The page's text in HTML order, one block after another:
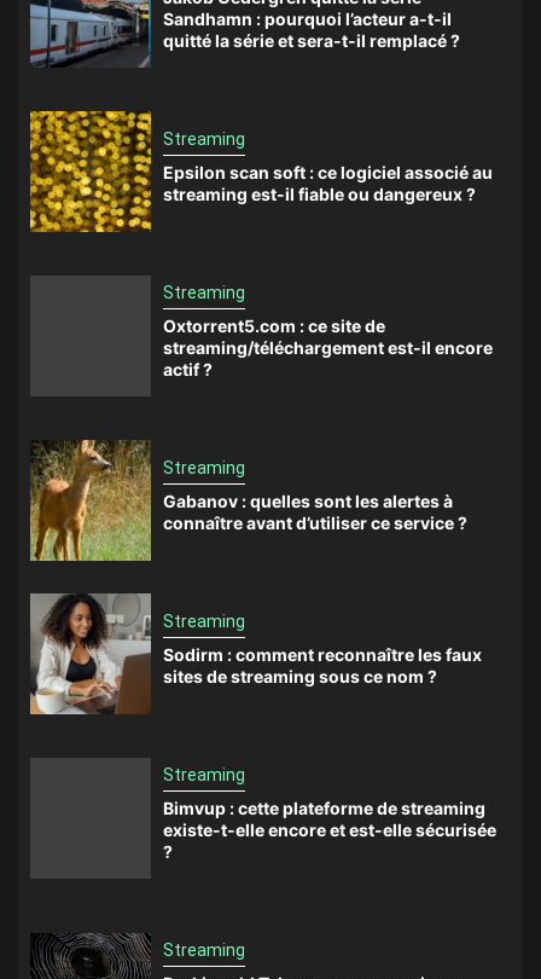
Sandhamn : pourquoi l’acteur a-t-il
quitté la série et sera-t-il remplacé ?
Streaming
Epsilon scan soft : ce logiciel associé au
streaming est-il fiable ou dangereux ?
Streaming
Oxtorrent5.com : ce site de
streaming/téléchargement est-il encore
actif ?
Streaming
Gabanov : quelles sont les alertes à
connaître avant d’utiliser ce service ?
Streaming
Sodirm : comment reconnaître les faux
sites de streaming sous ce nom ?
Streaming
Bimvup : cette plateforme de streaming
existe-t-elle encore et est-elle sécurisée
?
Streaming